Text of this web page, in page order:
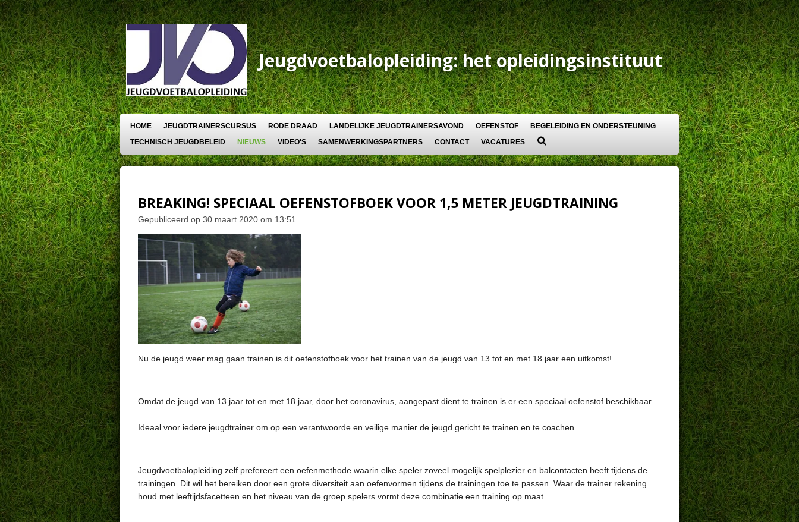
Ga
direct
naar
de
hoofdinhoud
Jeugdvoetbalopleiding: het opleidingsinstituut
HOME JEUGDTRAINERSCURSUS RODE DRAAD LANDELIJKE JEUGDTRAINERSAVOND OEFENSTOF
BEGELEIDING EN ONDERSTEUNING
TECHNISCH JEUGDBELEID
NIEUWS VIDEO'S SAMENWERKINGSPARTNERS CONTACT VACATURES
BREAKING! SPECIAAL OEFENSTOFBOEK VOOR 1,5 METER JEUGDTRAINING
Gepubliceerd op 30 maart 2020 om 13:51
Nu de jeugd weer mag gaan trainen is dit oefenstofboek voor het trainen van de jeugd van 13 tot en met 18 jaar een uitkomst!
Omdat de jeugd van 13 jaar tot en met 18 jaar, door het coronavirus, aangepast dient te trainen is er een speciaal oefenstof beschikbaar.
Ideaal voor iedere jeugdtrainer om op een verantwoorde en veilige manier de jeugd gericht te trainen en te coachen.
Jeugdvoetbalopleiding zelf prefereert een oefenmethode waarin elke speler zoveel mogelijk spelplezier en balcontacten heeft tijdens de
trainingen. Dit wil het bereiken door een grote diversiteit aan oefenvormen tijdens de trainingen toe te passen. Waar de trainer rekening
houd met leeftijdsfacetteen en het niveau van de groep spelers vormt deze combinatie een training op maat.